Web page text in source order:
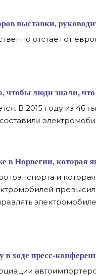
выставки,
отстает от
люди знали,
В 2015 году из 46
вНорвегии, которая
и
в ходе пресс-